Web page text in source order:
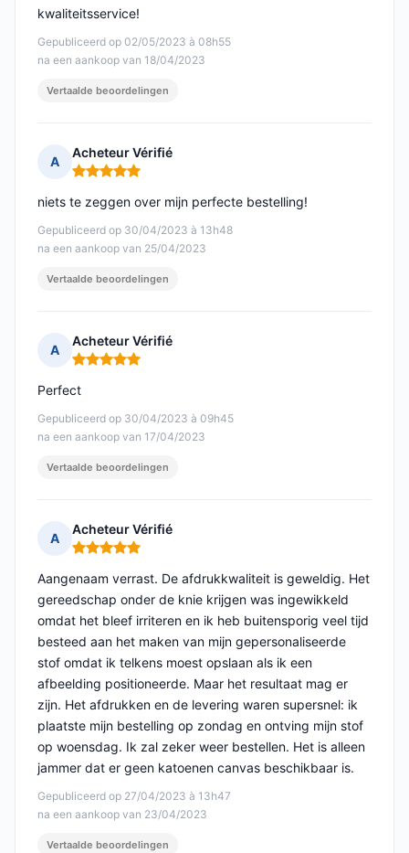
Gepubliceerd op 02/05/2023 à 08h55
na een aankoop van 18/04/2023
kwaliteitsservice!
Vertaalde beoordelingen
A
Acheteur Vérifié
Opmerking: 5 van 5
Gepubliceerd op 30/04/2023 à 13h48
na een aankoop van 25/04/2023
niets te zeggen over mijn perfecte bestelling!
Vertaalde beoordelingen
A
Acheteur Vérifié
Opmerking: 5 van 5
Gepubliceerd op 30/04/2023 à 09h45
na een aankoop van 17/04/2023
Perfect
Vertaalde beoordelingen
A
Acheteur Vérifié
Opmerking: 5 van 5
Gepubliceerd op 27/04/2023 à 13h47
na een aankoop van 23/04/2023
Aangenaam verrast. De afdrukkwaliteit is geweldig. Het
gereedschap onder de knie krijgen was ingewikkeld
omdat het bleef irriteren en ik heb buitensporig veel tijd
besteed aan het maken van mijn gepersonaliseerde
stof omdat ik telkens moest opslaan als ik een
afbeelding positioneerde. Maar het resultaat mag er
zijn. Het afdrukken en de levering waren supersnel: ik
plaatste mijn bestelling op zondag en ontving mijn stof
op woensdag. Ik zal zeker weer bestellen. Het is alleen
jammer dat er geen katoenen canvas beschikbaar is.
Vertaalde beoordelingen